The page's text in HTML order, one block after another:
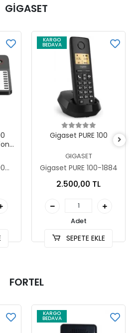
GİGASET
KARGO
BEDAVA
Sepete Ekle
Gigaset PURE 100
GIGASET
Gigaset PURE 100-1884
2.500,00 TL
Adet
SEPETE EKLE
FORTEL
KARGO
BEDAVA